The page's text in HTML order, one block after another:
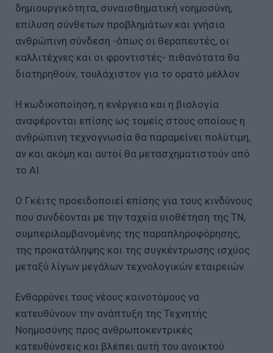
δημιουργικότητα, συναισθηματική νοημοσύνη,
επίλυση σύνθετων προβλημάτων και γνήσια
ανθρώπινη σύνδεση -όπως οι θεραπευτές, οι
καλλιτέχνες και οι φροντιστές- πιθανότατα θα
διατηρηθούν, τουλάχιστον για το ορατό μέλλον.
Η κωδικοποίηση, η ενέργεια και η βιολογία
αναφέρονται επίσης ως τομείς στους οποίους η
ανθρώπινη τεχνογνωσία θα παραμείνει πολύτιμη,
αν και ακόμη και αυτοί θα μετασχηματιστούν από
το AI.
Ο Γκέιτς προειδοποιεί επίσης για τους κινδύνους
που συνδέονται με την ταχεία υιοθέτηση της ΤΝ,
συμπεριλαμβανομένης της παραπληροφόρησης,
της προκατάληψης και της συγκέντρωσης ισχύος
μεταξύ λίγων μεγάλων τεχνολογικών εταιρειών.
Ενθαρρύνει τους νέους καινοτόμους να
κατευθύνουν την ανάπτυξη της Τεχνητής
Νοημοσύνης προς ανθρωποκεντρικές
κατευθύνσεις και βλέπει αυτή του ανοικτού